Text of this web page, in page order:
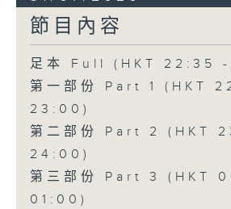
節目內容
足本 Full (HKT 22:35
第一部份 Part 1 (HKT
23:00)
第二部份 Part 2 (HKT
24:00)
第三部份 Part 3 (HKT
01:00)